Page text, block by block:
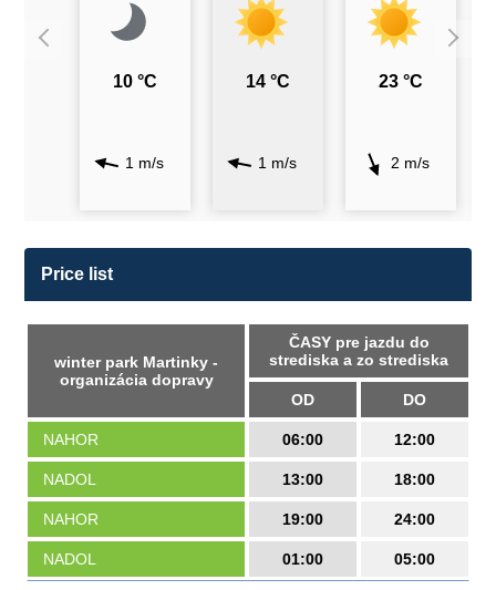
10 °C
1 m/s
14 °C
1 m/s
23 °C
2 m/s
Price list
winter park Martinky -
organizácia dopravy
ČASY pre jazdu do
strediska a zo strediska
OD DO
NAHOR 06:00 12:00
NADOL 13:00 18:00
NAHOR 19:00 24:00
NADOL 01:00 05:00